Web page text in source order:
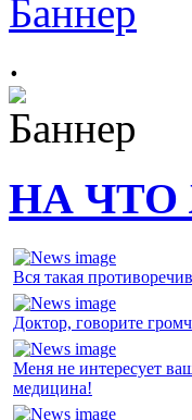
.
НА
Вся такая
Доктор, говорите
Меня не интересует
медицина!